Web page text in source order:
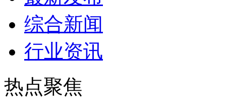
综合新闻
行业资讯
热点聚焦